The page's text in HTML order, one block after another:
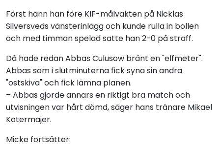
Först hann han före KIF-målvakten på Nicklas
Silversveds vänsterinlägg och kunde rulla in bollen
och med timman spelad satte han 2-0 på straff.
Då hade redan Abbas Culusow bränt en "elfmeter".
Abbas som i slutminuterna fick syna sin andra
"ostskiva" och fick lämna planen.
– Abbas gjorde annars en riktigt bra match och
utvisningen var hårt dömd, säger hans tränare Mikael
Kotermajer.
Micke fortsätter: